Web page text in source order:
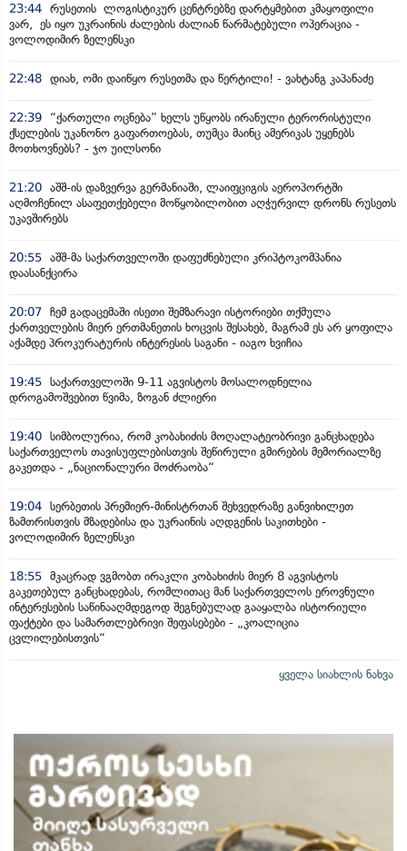
23:44 რუსეთის ლოგისტიკურ ცენტრებზე დარტყმებით კმაყოფილი
ვარ, ეს იყო უკრაინის ძალების ძალიან წარმატებული ოპერაცია -
ვოლოდიმირ ზელენსკი
22:48 დიახ, ომი დაიწყო რუსეთმა და წერტილი! - ვახტანგ კაპანაძე
22:39
“ქართული ოცნება” ხელს უწყობს ირანული ტერორისტული
ქსელების უკანონო გაფართოებას, თუმცა მაინც ამერიკას უყენებს
მოთხოვნებს? - ჯო უილსონი
21:20 აშშ-ის დაზვერვა გერმანიაში, ლაიფციგის აეროპორტში
აღმოჩენილ ასაფეთქებელი მოწყობილობით აღჭურვილ დრონს რუსეთს
უკავშირებს
20:55 აშშ-მა საქართველოში დაფუძნებული კრიპტოკომპანია
დაასანქცირა
20:07 ჩემ გადაცემაში ისეთი შემზარავი ისტორიები თქმულა
ქართველების მიერ ერთმანეთის ხოცვის შესახებ, მაგრამ ეს არ ყოფილა
აქამდე პროკურატურის ინტერესის საგანი - იაგო ხვიჩია
19:45 საქართველოში 9-11 აგვისტოს მოსალოდნელია
დროგამოშვებით წვიმა, ზოგან ძლიერი
19:40 სიმბოლურია, რომ კობახიძის მოღალატეობრივი განცხადება
საქართველოს თავისუფლებისთვის შეწირული გმირების მემორიალზე
გაკეთდა - „ნაციონალური მოძრაობა“
19:04 სერბეთის პრემიერ-მინისტრთან შეხვედრაზე განვიხილეთ
ზამთრისთვის მზადებისა და უკრაინის აღდგენის საკითხები -
ვოლოდიმირ ზელენსკი
18:55 მკაცრად ვგმობთ ირაკლი კობახიძის მიერ 8 აგვისტოს
გაკეთებულ განცხადებას, რომლითაც მან საქართველოს ეროვნული
ინტერესების საწინააღმდეგოდ შეგნებულად გააყალბა ისტორიული
ფაქტები და სამართლებრივი შეფასებები - „კოალიცია
ცვლილებისთვის“
ყველა სიახლის ნახვა